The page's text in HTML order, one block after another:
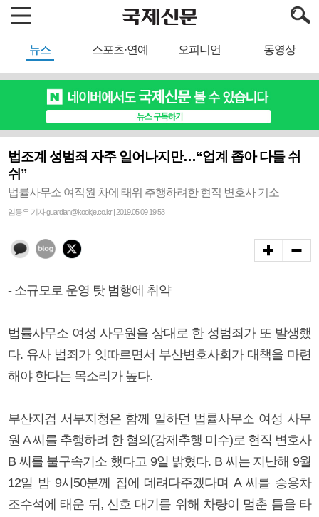
뉴스 스포츠·연예 오피니언 동영상
법조계 성범죄 자주 일어나지만…“업계 좁아 다들 쉬
쉬”
법률사무소 여직원 차에 태워 추행하려한 현직 변호사 기소
임동우 기자 guardian@kookje.co.kr | 2019.05.09 19:53
- 소규모로 운영 탓 범행에 취약
법률사무소 여성 사무원을 상대로 한 성범죄가 또 발생했
다. 유사 범죄가 잇따르면서 부산변호사회가 대책을 마련
해야 한다는 목소리가 높다.
부산지검 서부지청은 함께 일하던 법률사무소 여성 사무
원 A 씨를 추행하려 한 혐의(강제추행 미수)로 현직 변호사
B 씨를 불구속기소 했다고 9일 밝혔다. B 씨는 지난해 9월
12일 밤 9시50분께 집에 데려다주겠다며 A 씨를 승용차
조수석에 태운 뒤, 신호 대기를 위해 차량이 멈춘 틈을 타